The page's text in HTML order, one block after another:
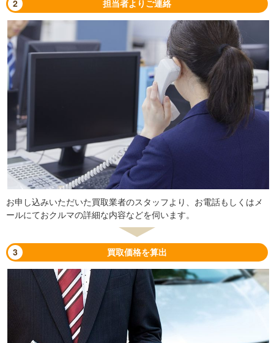
2 担当者よりご連絡
お申し込みいただいた買取業者のスタッフより、お電話もしくはメ
ールにておクルマの詳細な内容などを伺います。
3 買取価格を算出